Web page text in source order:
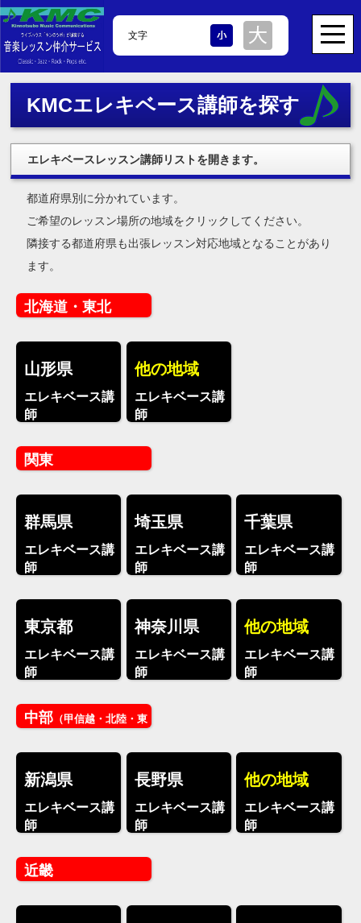
KMCエレキベース講師を探す
エレキベースレッスン講師リストを開きます。
都道府県別に分かれています。
ご希望のレッスン場所の地域をクリックしてください。
隣接する都道府県も出張レッスン対応地域となることがあり
ます。
北海道・東北
山形県
エレキベース講
師
他の地域
エレキベース講
師
関東
群馬県
エレキベース講
師
埼玉県
エレキベース講
師
千葉県
エレキベース講
師
東京都
エレキベース講
師
神奈川県
エレキベース講
師
他の地域
エレキベース講
師
中部（甲信越・北陸・東
新潟県
エレキベース講
師
長野県
エレキベース講
師
他の地域
エレキベース講
師
近畿
文字